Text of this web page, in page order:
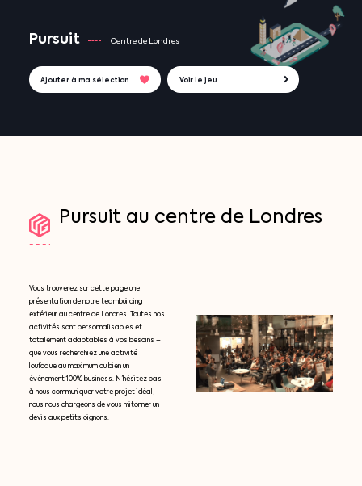
Pursuit Centre de Londres
Ajouter à ma sélection Voir le jeu
Pursuit au centre de Londres
Vous trouverez sur cette page une
présentation de notre teambuilding
extérieur au centre de Londres. Toutes nos
activités sont personnalisables et
totalement adaptables à vos besoins –
que vous recherchiez une activité
loufoque au maximum ou bien un
événement 100% business. N’hésitez pas
à nous communiquer votre projet idéal,
nous nous chargeons de vous mitonner un
devis aux petits oignons.